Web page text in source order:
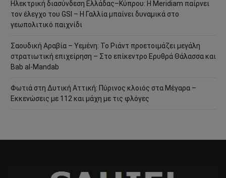
Ηλεκτρική διασύνδεση Ελλάδας–Κύπρου: Η Meridiam παίρνει
τον έλεγχο του GSI – Η Γαλλία μπαίνει δυναμικά στο
γεωπολιτικό παιχνίδι
Σαουδική Αραβία – Υεμένη: Το Ριάντ προετοιμάζει μεγάλη
στρατιωτική επιχείρηση – Στο επίκεντρο Ερυθρά Θάλασσα και
Bab al-Mandab
Φωτιά στη Δυτική Αττική: Πύρινος κλοιός στα Μέγαρα –
Εκκενώσεις με 112 και μάχη με τις φλόγες